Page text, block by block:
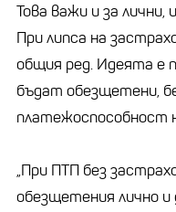
Това важи и за
При липса на
общия ред. Идеята е
бъдат обезщетени,
платежоспособност
„При ПТП без
обезщетения лично